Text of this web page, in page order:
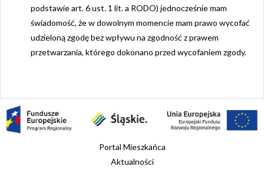
podstawie art. 6 ust. 1 lit. a RODO) jednocześnie mam
świadomość, że w dowolnym momencie mam prawo wycofać
udzieloną zgodę bez wpływu na zgodność z prawem
przetwarzania, którego dokonano przed wycofaniem zgody.
Portal Mieszkańca
Aktualności